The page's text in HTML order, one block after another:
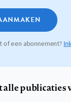
of een abonnement?
publicaties